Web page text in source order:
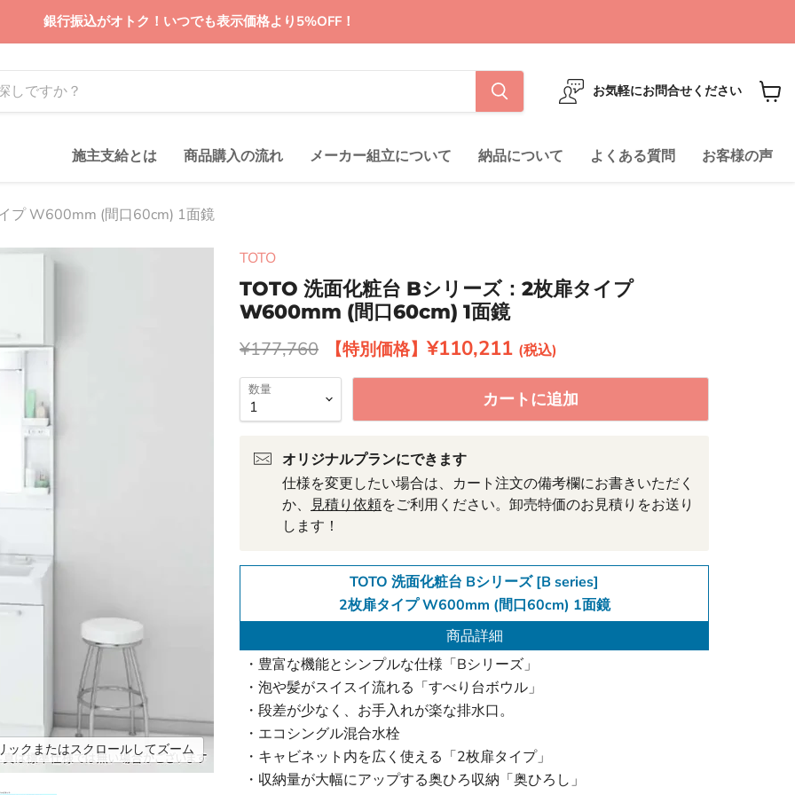
銀行振込がオトク！いつでも表示価格より5%OFF！
お気軽にお問合せください
を
施主支給とは 商品購入の流れ メーカー組立について 納品について よくある質問 お客様の声
プ W600mm (間口60cm) 1面鏡
ックまたはスクロールしてズーム
TOTO
TOTO 洗面化粧台 Bシリーズ：2枚扉タイプ
W600mm (間口60cm) 1面鏡
元の価格
¥177,760 現在の価格
¥110,211
数量 カートに追加
オリジナルプランにできます
仕様を変更したい場合は、カート注文の備考欄にお書きいただく
か、 見積り依頼をご利用ください。卸売特価のお見積りをお送り
します！
TOTO 洗面化粧台 Bシリーズ [B series]
2枚扉タイプ W600mm (間口60cm) 1面鏡
商品詳細
・豊富な機能とシンプルな仕様「Bシリーズ」
・泡や髪がスイスイ流れる「すべり台ボウル」
・段差が少なく、お手入れが楽な排水口。
・エコシングル混合水栓
・キャビネット内を広く使える「2枚扉タイプ」
・収納量が大幅にアップする奥ひろ収納「奥ひろし」